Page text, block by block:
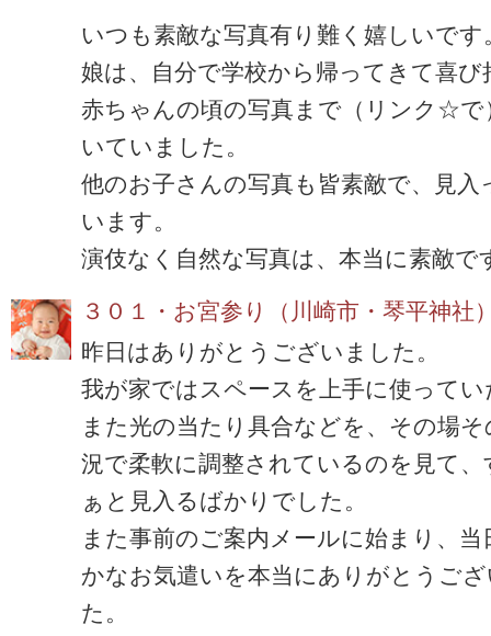
いつも素敵な写真有り難く嬉しいです
娘は、自分で学校から帰ってきて喜び
赤ちゃんの頃の写真まで（リンク☆で
いていました。
他のお子さんの写真も皆素敵で、見入
います。
演伎なく自然な写真は、本当に素敵で
３０１・お宮参り（川崎市・琴平神社
昨日はありがとうございました。
我が家ではスペースを上手に使って
また光の当たり具合などを、その場
況で柔軟に調整されているのを見て
ぁと見入るばかりでした。
また事前のご案内メールに始まり、当
かなお気遣いを本当にありがとうご
た。